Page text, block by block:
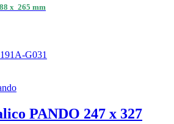
x 265 mm
G031
PANDO 247 x 327